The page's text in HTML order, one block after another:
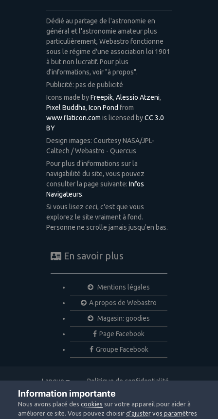
Dédié au partage de l'astronomie en
général et l'astronomie amateur plus
particulièrement, Webastro fonctionne
sous le régime d'une association loi 1901
à but non lucratif. Pour plus
d'informations, voir "à propos".
Publicité: pas de publicité
Icons made byFreepik, Alessio Atzeni,
Pixel Buddha, Icon Pond from
www.flaticon.com is licensed byCC 3.0
BY
Design images: Courtesy NASA/JPL-
Caltech / Webastro - Quercus
Pour plus d'informations sur la
navigabilité du site, vous pouvez
consulter la page suivante: Infos
Navigateurs.
Si vous lisez ceci, c'est que vous
explorez le site vraiment à fond.
Personne ne scrolle jamais jusqu'en bas.
En savoir plus
Mentions légales
A propos de Webastro
Magasin: goodies
Page Facebook
Groupe Facebook
Langue
Politique de confidentialité
Nous contacter
Copyright © 2020 Webastro
Powered by Invision Community
Information importante
Nous avons placé descookies sur votre appareil pour aider à
améliorer ce site. Vous pouvez choisird’ajuster vos paramètres